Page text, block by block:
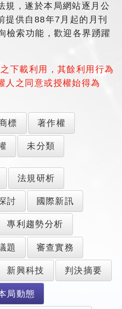
規，遂於本局網站逐月公
提供自88年7月起的月刊
檢索功能，歡迎各界踴躍
下載利用，其餘利用行為
人之同意或授權始得為
標 著作權
未分類
法規研析
討 國際新訊
專利趨勢分析
題 審查實務
新興科技 判決摘要
局動態